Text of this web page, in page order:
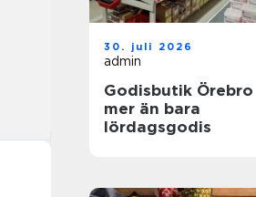
30. juli 2026
admin
Godisbutik Örebro
mer än bara
lördagsgodis